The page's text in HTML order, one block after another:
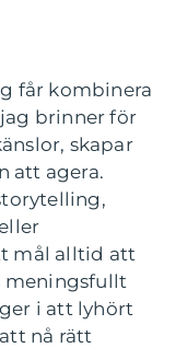
får kombinera
brinner för
skapar
att agera.
mål alltid att
meningsfullt
i att lyhört
nå rätt